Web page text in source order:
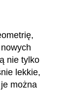
nie tylko
lekkie,
można